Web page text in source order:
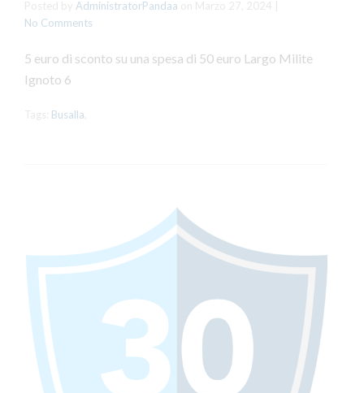
AdministratorPandaa
No Comments
5 euro di sconto su una spesa di 50 euro Largo Milite
Ignoto 6
Busalla